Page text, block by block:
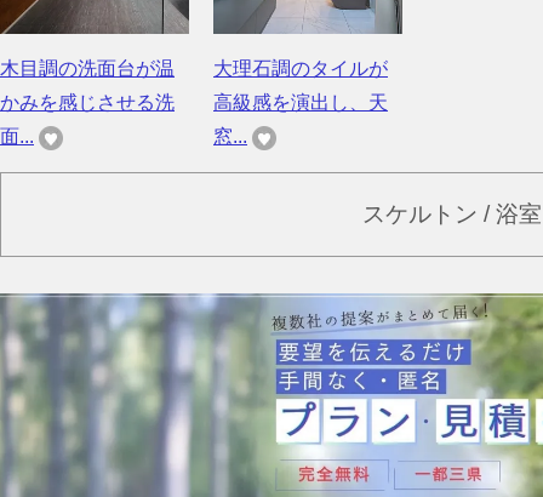
木目調の洗面台が温
かみを感じさせる洗
面...
大理石調のタイルが
高級感を演出し、天
窓...
スケルトン / 浴